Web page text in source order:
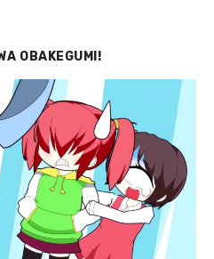
OBAKEGUMI!